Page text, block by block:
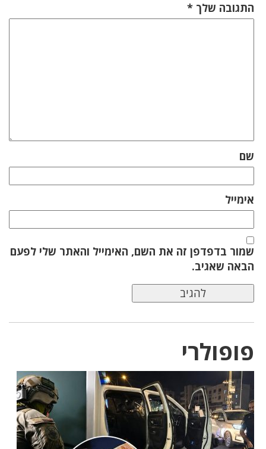
התגובה שלך *
שם
אימייל
שמור בדפדפן זה את השם, האימייל והאתר שלי לפעם
הבאה שאגיב.
פופולרי